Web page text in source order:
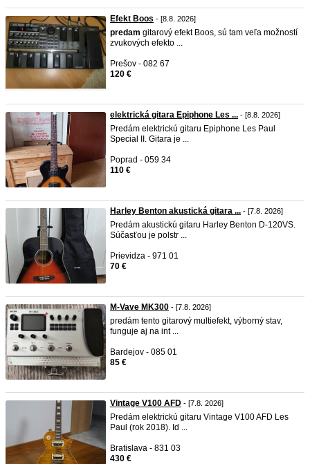
Efekt Boos - [8.8. 2026]
predam gitarový efekt Boos, sú tam veľa možností
zvukových efekto ...
Prešov - 082 67
120 €
elektrická gitara Epiphone Les ... - [8.8. 2026]
Predám elektrickú gitaru Epiphone Les Paul
Special II. Gitara je ...
Poprad - 059 34
110 €
Harley Benton akustická gitara ... - [7.8. 2026]
Predám akustickú gitaru Harley Benton D-120VS.
Súčasťou je polstr ...
Prievidza - 971 01
70 €
M-Vave MK300 - [7.8. 2026]
predám tento gitarový multiefekt, výborný stav,
funguje aj na int ...
Bardejov - 085 01
85 €
Vintage V100 AFD - [7.8. 2026]
Predám elektrickú gitaru Vintage V100 AFD Les
Paul (rok 2018). Id ...
Bratislava - 831 03
430 €